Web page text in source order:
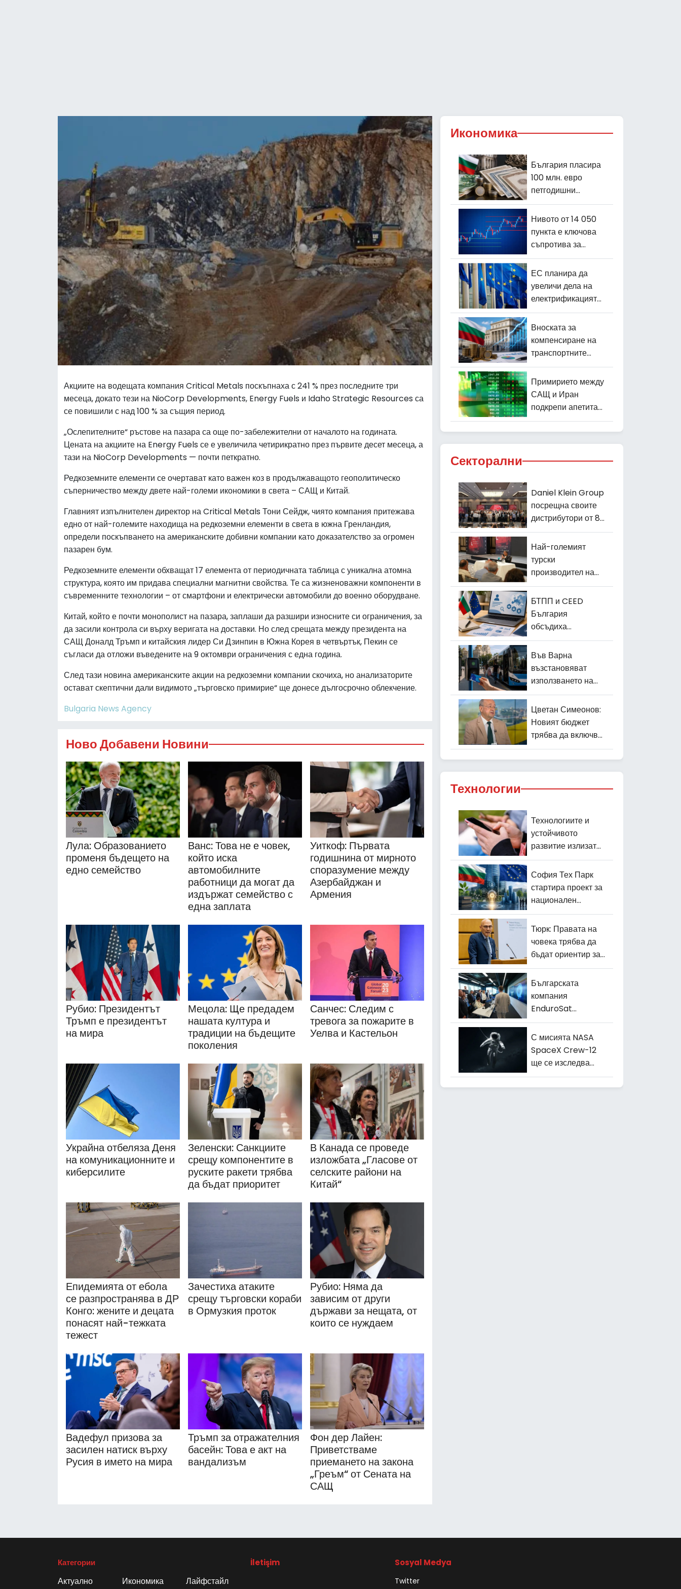
Акциите на водещата компания Critical Metals поскъпнаха с 241 % през последните три
месеца, докато тези на NioCorp Developments, Energy Fuels и Idaho Strategic Resources са
се повишили с над 100 % за същия период.
„Ослепителните“ ръстове на пазара са още по-забележителни от началото на годината.
Цената на акциите на Energy Fuels се е увеличила четирикратно през първите десет месеца, а
тази на NioCorp Developments — почти петкратно.
Редкоземните елементи се очертават като важен коз в продължаващото геополитическо
съперничество между двете най-големи икономики в света – САЩ и Китай.
Главният изпълнителен директор на Critical Metals Тони Сейдж, чиято компания притежава
едно от най-големите находища на редкоземни елементи в света в южна Гренландия,
определи поскъпването на американските добивни компании като доказателство за огромен
пазарен бум.
Редкоземните елементи обхващат 17 елемента от периодичната таблица с уникална атомна
структура, която им придава специални магнитни свойства. Те са жизненоважни компоненти в
съвременните технологии – от смартфони и електрически автомобили до военно оборудване.
Китай, който е почти монополист на пазара, заплаши да разшири износните си ограничения, за
да засили контрола си върху веригата на доставки. Но след срещата между президента на
САЩ Доналд Тръмп и китайския лидер Си Дзинпин в Южна Корея в четвъртък, Пекин се
съгласи да отложи въведените на 9 октомври ограничения с една година.
След тази новина американските акции на редкоземни компании скочиха, но анализаторите
остават скептични дали видимото „търговско примирие“ ще донесе дългосрочно облекчение.
Bulgaria News Agency
Ново Добавени Новини
Лула: Образованието
променя бъдещето на
едно семейство
Ванс: Това не е човек,
който иска
автомобилните
работници да могат да
издържат семейство с
една заплата
Уиткоф: Първата
годишнина от мирното
споразумение между
Азербайджан и
Армения
Рубио: Президентът
Тръмп е президентът
на мира
Мецола: Ще предадем
нашата култура и
традиции на бъдещите
поколения
Санчес: Следим с
тревога за пожарите в
Уелва и Кастельон
Украйна отбеляза Деня
на комуникационните и
киберсилите
Зеленски: Санкциите
срещу компонентите в
руските ракети трябва
да бъдат приоритет
В Канада се проведе
изложбата „Гласове от
селските райони на
Китай“
Епидемията от ебола
се разпространява в ДР
Конго: жените и децата
понасят най-тежката
тежест
Зачестиха атаките
срещу търговски кораби
в Ормузкия проток
Рубио: Няма да
зависим от други
държави за нещата, от
които се нуждаем
Вадефул призова за
засилен натиск върху
Русия в името на мира
Тръмп за отражателния
басейн: Това е акт на
вандализъм
Фон дер Лайен:
Приветстваме
приемането на закона
„Греъм“ от Сената на
САЩ
Икономика
България пласира
100 млн. евро
петгодишни
държавни
облигации
Нивото от 14 050
пункта е ключова
съпротива за
BIST100
ЕС планира да
увеличи дела на
електрификацията
до 46% до 2040 г.
Вноската за
компенсиране на
транспортните
разходи за юни е
определена на 0
евро
Примирието между
САЩ и Иран
подкрепи апетита
към риск на
световните пазари
Секторални
Daniel Klein Group
посрещна своите
дистрибутори от 86
държави в
Истанбул
Най-големият
турски
производител на
часовници Daniel
Klein разширява
износа си
БТПП и CEED
България
обсъдиха
следващите стъпки
по проекта ФУМИ
Във Варна
възстановяват
използването на
предплатените
карти за градския
транспорт
Цветан Симеонов:
Новият бюджет
трябва да включва
реални реформи
Технологии
Технологиите и
устойчивото
развитие излизат
на преден план в
България
София Тех Парк
стартира проект за
национален
център за
трансфер на
технологии
Тюрк: Правата на
човека трябва да
бъдат ориентир за
изкуствения
интелект
Българската
компания
EnduroSat
изстреля 10 свои
сателита в Космоса
С мисията NASA
SpaceX Crew-12
ще се изследва
адаптацията на
астронавтите към
Категории
Актуално Икономика Лайфстайл
İletişim Sosyal Medya
Twitter